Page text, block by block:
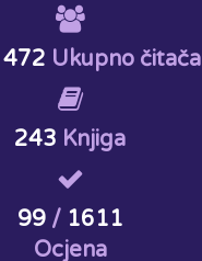
472 Ukupno čitača
243 Knjiga
99/ 1611
Ocjena